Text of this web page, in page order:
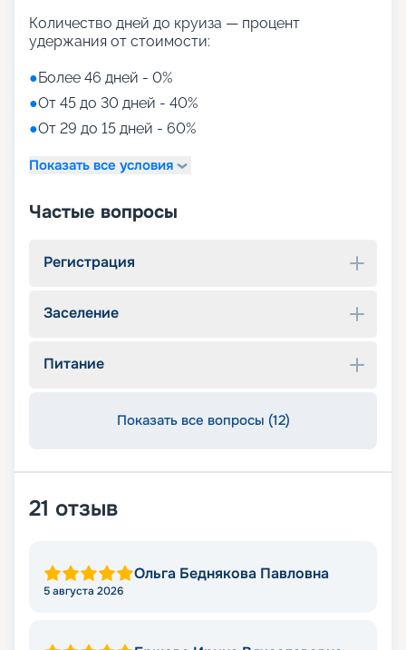
Количество дней до круиза — процент
удержания от стоимости:
●Более 46 дней - 0%
●От 45 до 30 дней - 40%
●От 29 до 15 дней - 60%
Показать все условия
Частые вопросы
Регистрация
Заселение
Питание
Показать все вопросы (12)
21 отзыв
Ольга Беднякова Павловна
5 августа 2026